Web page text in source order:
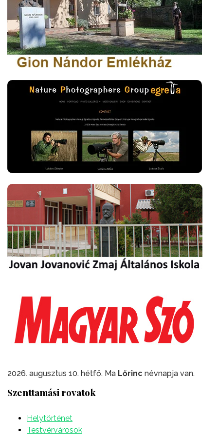
2026. augusztus 10. hétfő. Ma Lőrinc névnapja van.
Szenttamási rovatok
Helytörténet
Testvérvárosok